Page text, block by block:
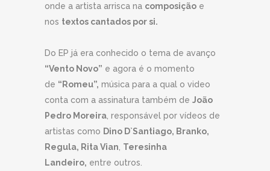
onde a artista arrisca na composição e
nos textos cantados por si.
Do EP já era conhecido o tema de avanço
“Vento Novo” e agora é o momento
de “Romeu”, música para a qual o video
conta com a assinatura também de João
Pedro Moreira , responsável por vídeos de
artistas como Dino D`Santiago, Branko,
Regula, Rita Vian Teresinha
Landeiro, entre outros.